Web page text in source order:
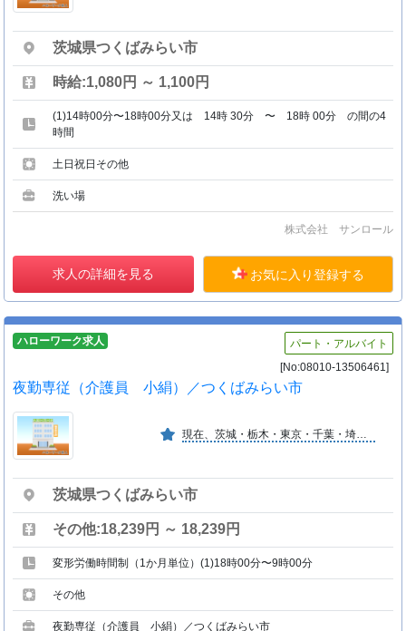
茨城県つくばみらい市
時給:1,080円 ～ 1,100円
(1)14時00分〜18時00分又は 14時 30分 〜 18時 00分 の間の4
時間
土日祝日その他
洗い場
株式会社 サンロール
求人の詳細を見る お気に入り登録する
ハローワーク求人
パート・アルバイト
[No:08010-13506461]
夜勤専従（介護員 小絹）／つくばみらい市
現在、茨城・栃木・東京・千葉・埼玉・神奈川で約８０棟運営中。小規模な施設らしく、ゆっくり、のんびりと一人一人との関わりを重視。職員はかしこまらず、自然体の対応を心がけています。
茨城県つくばみらい市
その他:18,239円 ～ 18,239円
変形労働時間制（1か月単位）(1)18時00分〜9時00分
その他
夜勤専従（介護員 小絹）／つくばみらい市